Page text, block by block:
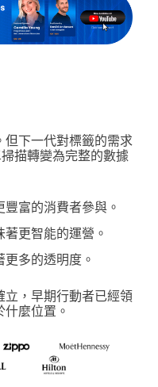
下一代對標籤的需求
描轉變為完整的數據
富的消費者參與。
更智能的運營。
多的透明度。
，早期行動者已經領
麼位置。